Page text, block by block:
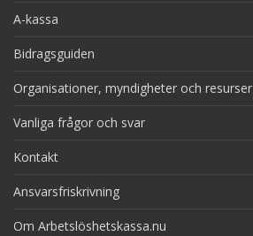
A-kassa
Bidragsguiden
Organisationer, myndigheter och resurser
Vanliga frågor och svar
Kontakt
Ansvarsfriskrivning
Om Arbetslöshetskassa.nu